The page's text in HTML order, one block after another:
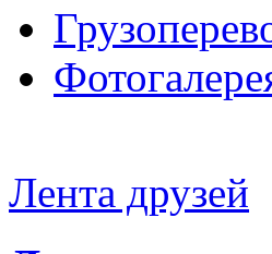
Лента друзей